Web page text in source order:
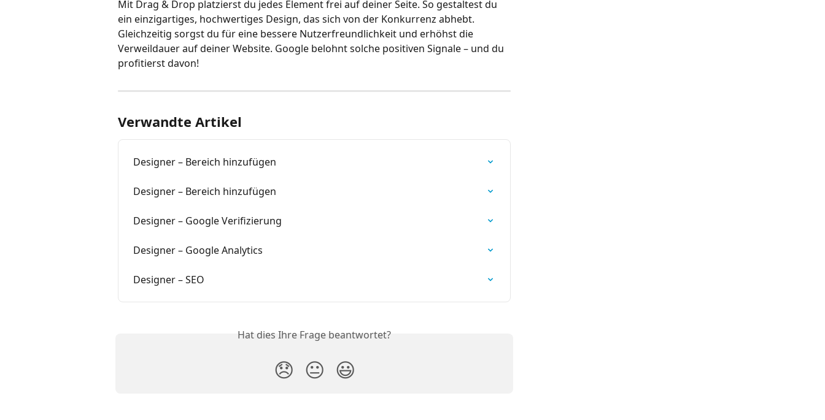
Mit Drag & Drop platzierst du jedes Element frei auf deiner Seite. So gestaltest du
ein einzigartiges, hochwertiges Design, das sich von der Konkurrenz abhebt.
Gleichzeitig sorgst du für eine bessere Nutzerfreundlichkeit und erhöhst die
Verweildauer auf deiner Website. Google belohnt solche positiven Signale – und du
profitierst davon!
Verwandte Artikel
Designer – Bereich hinzufügen
Designer – Bereich hinzufügen
Designer – Google Verifizierung
Designer – Google Analytics
Designer – SEO
Hat dies Ihre Frage beantwortet?
😞 😐 😃